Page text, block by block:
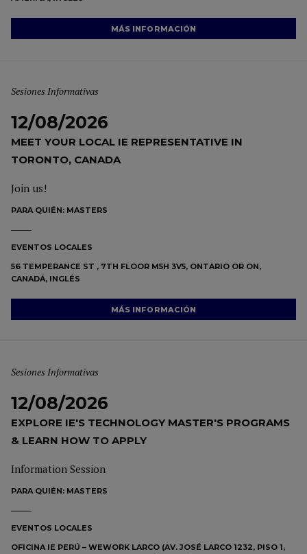
MÁS INFORMACIÓN
Sesiones Informativas
12/08/2026
MEET YOUR LOCAL IE REPRESENTATIVE IN
TORONTO, CANADA
Join us!
PARA QUIÉN: MASTERS
EVENTOS LOCALES
56 TEMPERANCE ST , 7TH FLOOR M5H 3V5, ONTARIO OR ON,
CANADÁ, INGLÉS
MÁS INFORMACIÓN
Sesiones Informativas
12/08/2026
EXPLORE IE'S TECHNOLOGY MASTER'S PROGRAMS
& LEARN HOW TO APPLY
Information Session
PARA QUIÉN: MASTERS
EVENTOS LOCALES
OFICINA IE PERÚ – WEWORK LARCO (AV. JOSÉ LARCO 1232, PISO 1,